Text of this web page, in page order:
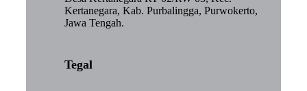
Kertanegara, Kab. Purbalingga, Purwokerto,
Jawa Tengah.
Tegal